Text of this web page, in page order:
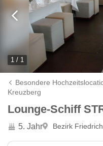
1 / 1
Besondere
Kreuzberg
Lounge-Schiff
5. Jahr Bezirk